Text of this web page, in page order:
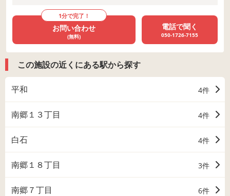
1分で完了！
お問い合わせ
(無料)
電話で聞く
050-1726-7155
この施設の近くにある駅から探す
平和 4件
南郷１３丁目 4件
白石 4件
南郷１８丁目 3件
南郷７丁目 6件